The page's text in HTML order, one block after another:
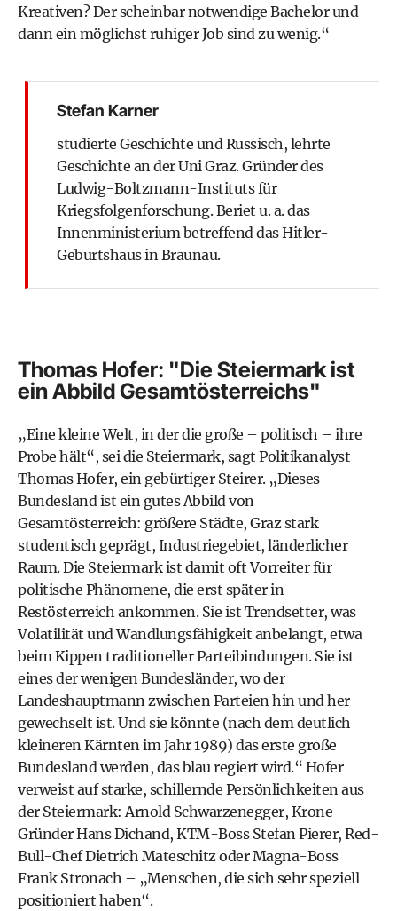
Kreativen? Der scheinbar notwendige Bachelor und
dann ein möglichst ruhiger Job sind zu wenig.“
Stefan Karner
studierte Geschichte und Russisch, lehrte
Geschichte an der Uni Graz. Gründer des
Ludwig-Boltzmann-­Instituts für
Kriegsfolgenforschung. Beriet u. a. das
Innenministerium betreffend das Hitler-
Geburtshaus in Braunau.
Thomas Hofer: "Die Steiermark ist
ein Abbild Gesamtösterreichs"
„Eine kleine Welt, in der die große – politisch – ihre
Probe hält“, sei die Steiermark, sagt Politikanalyst
Thomas Hofer, ein gebürtiger Steirer. „Dieses
Bundesland ist ein gutes Abbild von
Gesamtösterreich: größere Städte, Graz stark
studentisch geprägt, Industriegebiet, länderlicher
Raum. Die Steiermark ist damit oft Vorreiter für
politische Phänomene, die erst später in
Restösterreich ankommen. Sie ist Trendsetter, was
Volatilität und Wandlungsfähigkeit anbelangt, etwa
beim Kippen traditioneller Parteibindungen. Sie ist
eines der wenigen Bundesländer, wo der
Landeshauptmann zwischen Parteien hin und her
gewechselt ist. Und sie könnte (nach dem deutlich
kleineren Kärnten im Jahr 1989) das erste große
Bundesland werden, das blau regiert wird.“ Hofer
verweist auf starke, schillernde Persönlichkeiten aus
der Steiermark: Arnold Schwarzenegger, Krone-
Gründer Hans Dichand, KTM-Boss Stefan Pierer, Red-
Bull-Chef Diet­rich Mateschitz oder Magna-Boss
Frank Stronach – „Menschen, die sich sehr speziell
positioniert haben“.